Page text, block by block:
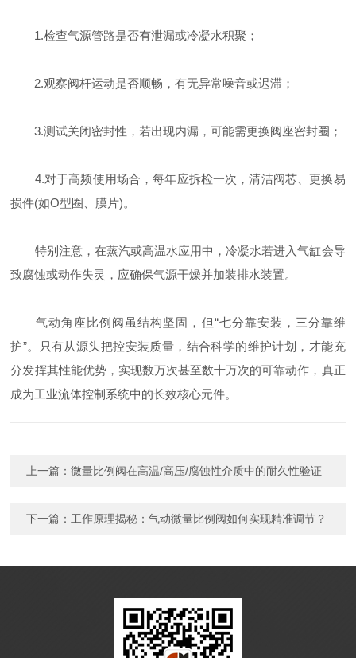
1.检查气源管路是否有泄漏或冷凝水积聚；
2.观察阀杆运动是否顺畅，有无异常噪音或迟滞；
3.测试关闭密封性，若出现内漏，可能需更换阀座密封圈；
4.对于高频使用场合，每年应拆检一次，清洁阀芯、更换易
损件(如O型圈、膜片)。
特别注意，在蒸汽或高温水应用中，冷凝水若进入气缸会导
致腐蚀或动作失灵，应确保气源干燥并加装排水装置。
气动角座比例阀虽结构坚固，但“七分靠安装，三分靠维
护”。只有从源头把控安装质量，结合科学的维护计划，才能充
分发挥其性能优势，实现数万次甚至数十万次的可靠动作，真正
成为工业流体控制系统中的长效核心元件。
上一篇：微量比例阀在高温/高压/腐蚀性介质中的耐久性验证
下一篇： 工作原理揭秘：气动微量比例阀如何实现精准调节？